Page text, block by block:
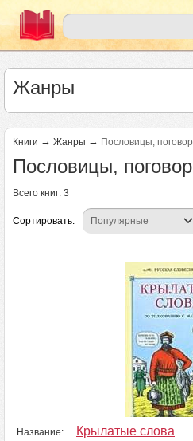
Жанры
Книги → Жанры → Пословицы,
Пословицы,
Всего книг: 3
Сортировать:
Название: Крылатые слова